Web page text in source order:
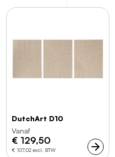
DutchArt D10
Vanaf
€ 129,50
€ 107,02 excl. BTW